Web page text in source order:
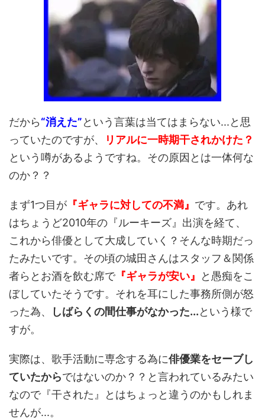
だから“消えた”という言葉は当てはまらない...と思
っていたのですが、
リアルに一時期干されかけた？
という噂があるようですね。その原因とは一体何な
のか？？
まず1つ目が 『ギャラに対しての不満』 です。あれ
はちょうど2010年の『ルーキーズ』出演を経て、
これから俳優として大成していく？そんな時期だっ
たみたいです。その頃の城田さんはスタッフ＆関係
者らとお酒を飲む席で『ギャラが安い』
と愚痴をこ
ぼしていたそうです。それを耳にした事務所側が怒
った為、
しばらくの間仕事がなかった...という様で
すが。
実際は、歌手活動に専念する為に俳優業をセーブし
ていたからではないのか？？と言われているみたい
なので『干された』とはちょっと違うのかもしれま
せんが...。